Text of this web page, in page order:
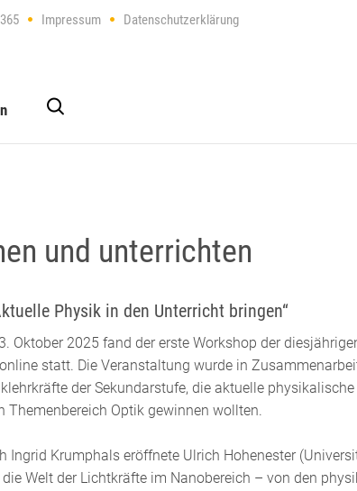
Impressum Datenschutzerklärung
und unterrichten
Physik in den Unterricht bringen“
Oktober 2025 fand der erste Workshop der
statt. Die Veranstaltung wurde in
der Sekundarstufe, die aktuelle
Themenbereich Optik gewinnen wollten.
Ingrid Krumphals eröffnete Ulrich Hohenester
Welt der Lichtkräfte im Nanobereich – von den